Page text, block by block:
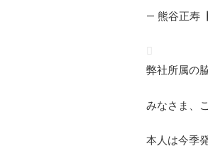
— 熊谷正寿
弊社所属の
みなさま、
本人は今季